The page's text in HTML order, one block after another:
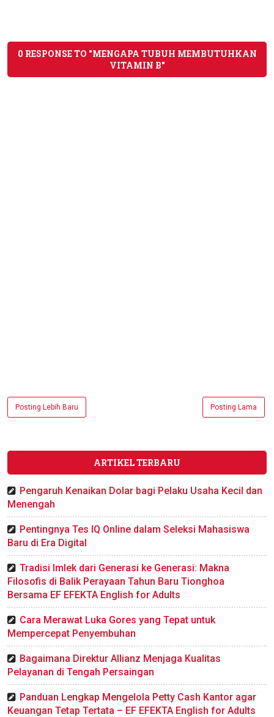
0 RESPONSE TO "MENGAPA TUBUH MEMBUTUHKAN
VITAMIN B"
Posting Lebih Baru Posting Lama
ARTIKEL TERBARU
Pengaruh Kenaikan Dolar bagi Pelaku Usaha Kecil dan
Menengah
Pentingnya Tes IQ Online dalam Seleksi Mahasiswa
Baru di Era Digital
Tradisi Imlek dari Generasi ke Generasi: Makna
Filosofis di Balik Perayaan Tahun Baru Tionghoa
Bersama EF EFEKTA English for Adults
Cara Merawat Luka Gores yang Tepat untuk
Mempercepat Penyembuhan
Bagaimana Direktur Allianz Menjaga Kualitas
Pelayanan di Tengah Persaingan
Panduan Lengkap Mengelola Petty Cash Kantor agar
Keuangan Tetap Tertata – EF EFEKTA English for Adults